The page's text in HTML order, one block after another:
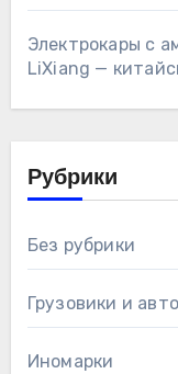
Электрокары с
LiXiang —
Рубрики
Без рубрики
Грузовики и
Иномарки